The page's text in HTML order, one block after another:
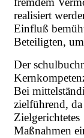
realisiert
Einfluß
Beteiligten,
Der
Bei
zielführend,
Zielgerichtetes
Maßnahmen